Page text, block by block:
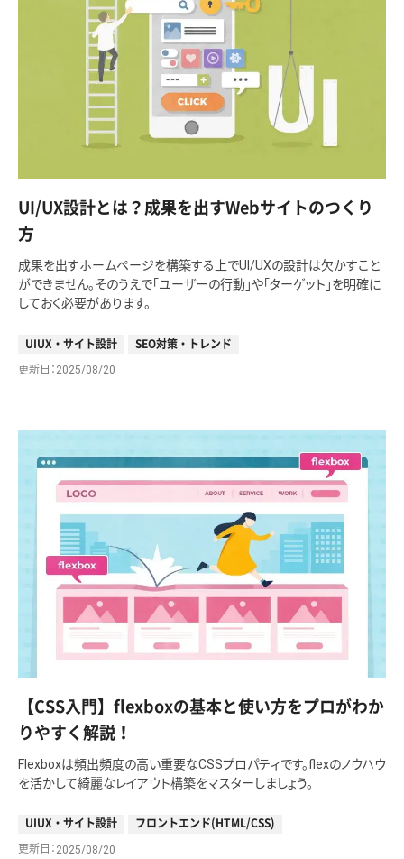
UI/UX設計とは？成果を出すWebサイトのつくり
方
成果を出すホームページを構築する上でUI/UXの設計は欠かすこと
ができません。そのうえで「ユーザーの行動」や「ターゲット」を明確に
しておく必要があります。
UIUX・サイト設計 SEO対策・トレンド
更新日 2025/08/20
【CSS入門】flexboxの基本と使い方をプロがわか
りやすく解説！
Flexboxは頻出頻度の高い重要なCSSプロパティです。flexのノウハウ
を活かして綺麗なレイアウト構築をマスターしましょう。
UIUX・サイト設計 フロントエンド(HTML/CSS)
更新日 2025/08/20